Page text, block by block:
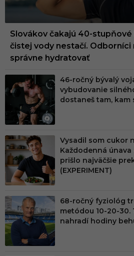
Slovákov čakajú 40-stupňové
čistej vody nestačí. Odborníci
správne hydratovať
46-ročný bývalý
vybudovanie
dostaneš tam, kam
Vysadil som cukor
Každodenná
prišlo najväčšie
(EXPERIMENT)
68-ročný fyziológ
metódou 10-20-30.
nahradí hodiny